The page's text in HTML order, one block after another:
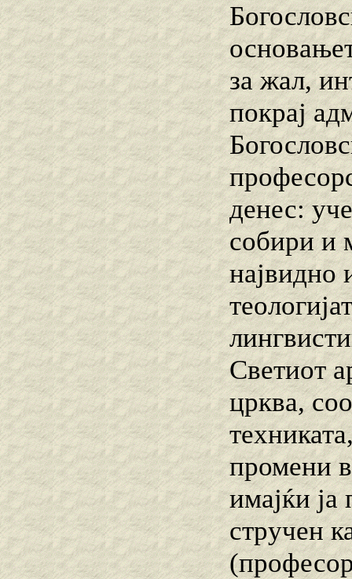
за жал,
покрај
денес:
собири и
највидно
Светиот
црква,
промени
имајќи ја
стручен